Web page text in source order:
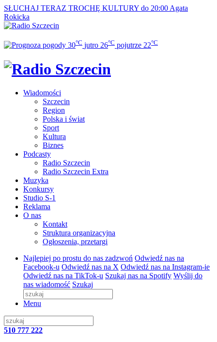
SŁUCHAJ TERAZ TROCHĘ KULTURY do 20:00 Agata
Rokicka
30°C jutro 26°C pojutrze 22°C
Wiadomości
Szczecin
Region
Polska i świat
Sport
Kultura
Biznes
Podcasty
Radio Szczecin
Radio Szczecin Extra
Muzyka
Konkursy
Studio S-1
Reklama
O nas
Kontakt
Struktura organizacyjna
Ogłoszenia, przetargi
Najlepiej po prostu do nas zadzwoń Odwiedź nas na
Facebook-u Odwiedź nas na X Odwiedź nas na Instagram-ie
Odwiedź nas na TikTok-u Szukaj nas na Spotify Wyślij do
nas wiadomość Szukaj
Menu
510 777 222